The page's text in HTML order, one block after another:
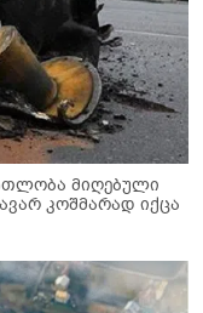
მიღებული
კოშმარად იქცა